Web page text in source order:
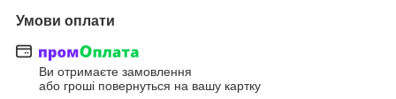
Умови оплати
Ви отримаєте замовлення
або гроші повернуться на вашу картку